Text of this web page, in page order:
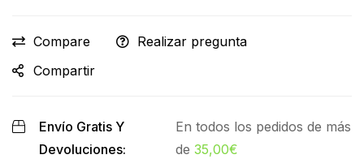
Compare
Realizar pregunta
Compartir
Envío Gratis Y
Devoluciones:
En todos los pedidos de más
de 35,00€